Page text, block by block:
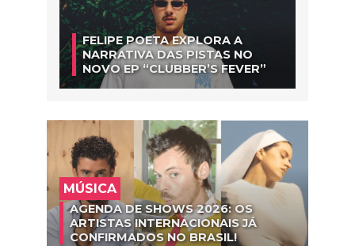
FELIPE POETA EXPLORA A
NARRATIVA DAS PISTAS NO
NOVO EP “CLUBBER’S FEVER”
MÚSICA
AGENDA DE SHOWS 2026: OS
ARTISTAS INTERNACIONAIS JÁ
CONFIRMADOS NO BRASIL!